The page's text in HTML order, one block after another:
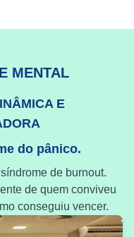
MENTAL
E
do pânico.
de burnout.
de quem conviveu
conseguiu vencer.